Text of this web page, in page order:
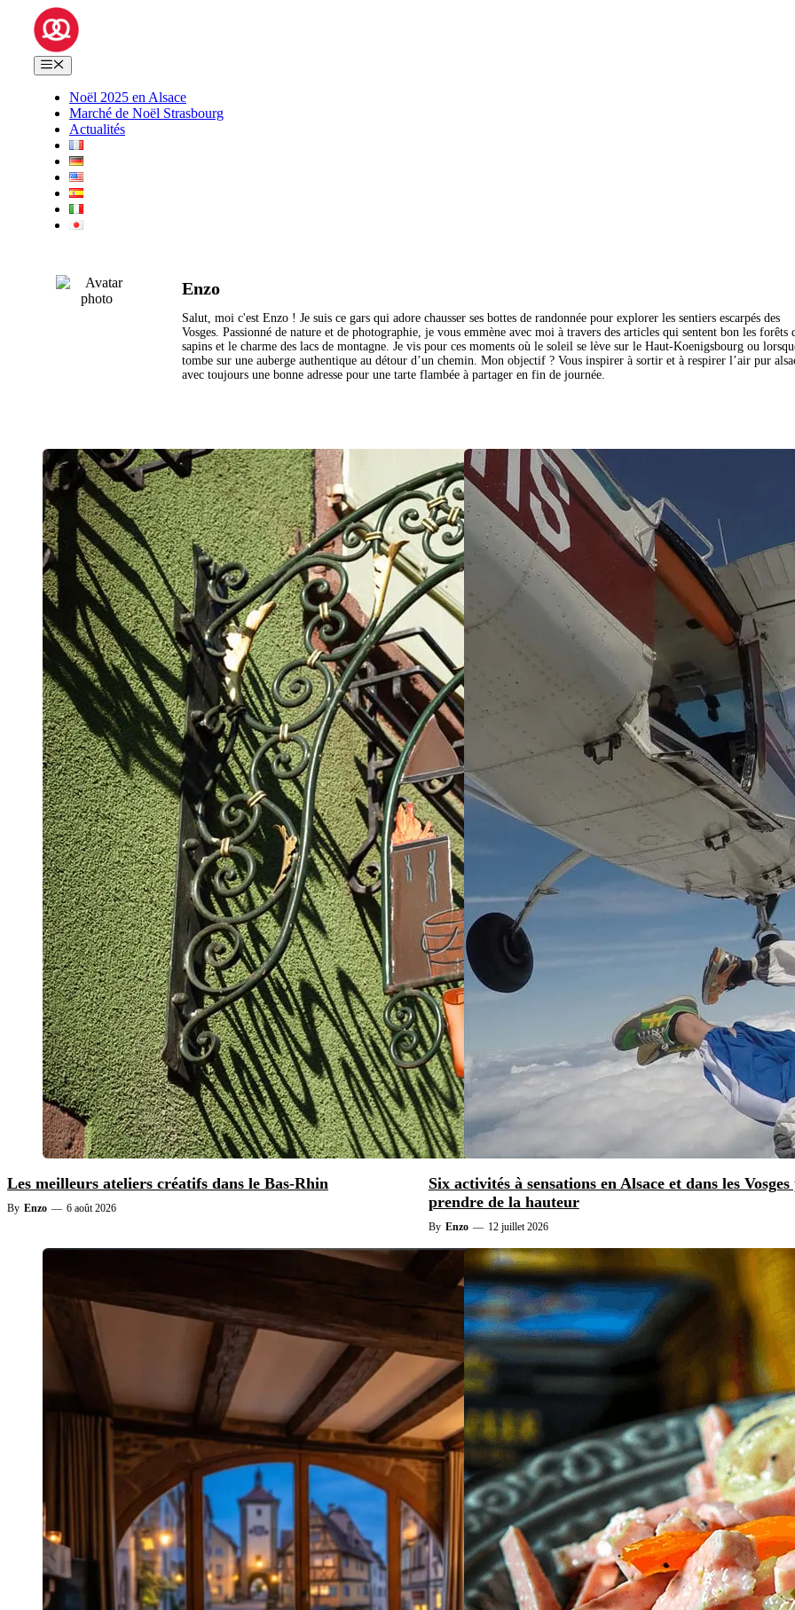
contenu
Menu
Noël 2025 en Alsace
Marché de Noël Strasbourg
Actualités
Enzo
Salut, moi c'est Enzo ! Je suis ce gars qui adore chausser ses bottes de randonnée pour explorer les sentiers escarpés des
Vosges. Passionné de nature et de photographie, je vous emmène avec moi à travers des articles qui sentent bon les forêts
sapins et le charme des lacs de montagne. Je vis pour ces moments où le soleil se lève sur le Haut-Koenigsbourg ou
tombe sur une auberge authentique au détour d’un chemin. Mon objectif ? Vous inspirer à sortir et à respirer l’air pur
avec toujours une bonne adresse pour une tarte flambée à partager en fin de journée.
Les meilleurs ateliers créatifs dans le Bas-Rhin
By Enzo — 6 août 2026
Six activités à sensations en Alsace et dans les
prendre de la hauteur
By Enzo — 12 juillet 2026